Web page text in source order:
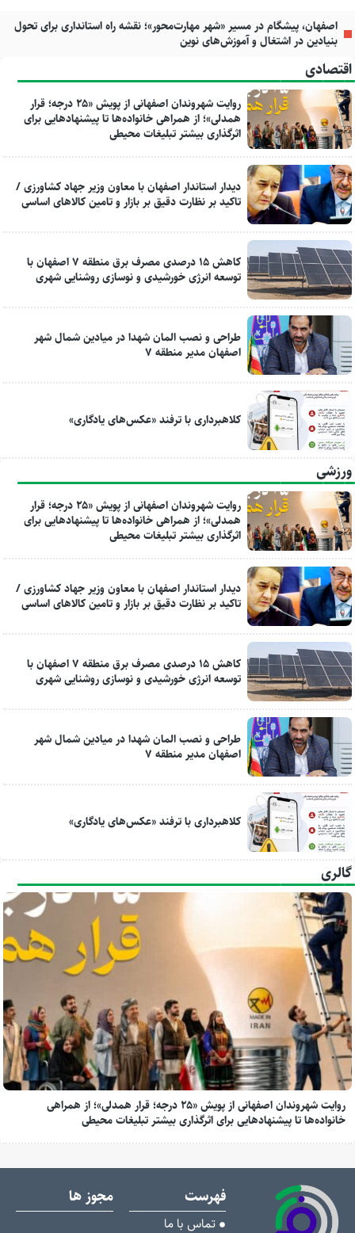
اصفهان، پیشگام در مسیر «شهر مهارت‌محور»؛ نقشه راه استانداری برای تحول
بنیادین در اشتغال و آموزش‌های نوین
اقتصادی
روایت شهروندان اصفهانی از پویش «۲۵ درجه؛ قرار
همدلی»؛ از همراهی خانواده‌ها تا پیشنهادهایی برای
اثرگذاری بیشتر تبلیغات محیطی
دیدار استاندار اصفهان با معاون وزیر جهاد کشاورزی /
تاکید بر نظارت دقیق بر بازار و تامین کالاهای اساسی
کاهش ۱۵ درصدی مصرف برق منطقه ۷ اصفهان با
توسعه انرژی خورشیدی و نوسازی روشنایی شهری
طراحی و نصب المان شهدا در میادین شمال شهر
اصفهان مدیر منطقه ۷
کلاهبرداری با ترفند «عکس‌های یادگاری»
ورزشی
روایت شهروندان اصفهانی از پویش «۲۵ درجه؛ قرار
همدلی»؛ از همراهی خانواده‌ها تا پیشنهادهایی برای
اثرگذاری بیشتر تبلیغات محیطی
دیدار استاندار اصفهان با معاون وزیر جهاد کشاورزی /
تاکید بر نظارت دقیق بر بازار و تامین کالاهای اساسی
کاهش ۱۵ درصدی مصرف برق منطقه ۷ اصفهان با
توسعه انرژی خورشیدی و نوسازی روشنایی شهری
طراحی و نصب المان شهدا در میادین شمال شهر
اصفهان مدیر منطقه ۷
کلاهبرداری با ترفند «عکس‌های یادگاری»
گالری
روایت شهروندان اصفهانی از پویش «۲۵ درجه؛ قرار همدلی»؛ از همراهی
خانواده‌ها تا پیشنهادهایی برای اثرگذاری بیشتر تبلیغات محیطی
فهرست
تماس با ما
مجوز ها